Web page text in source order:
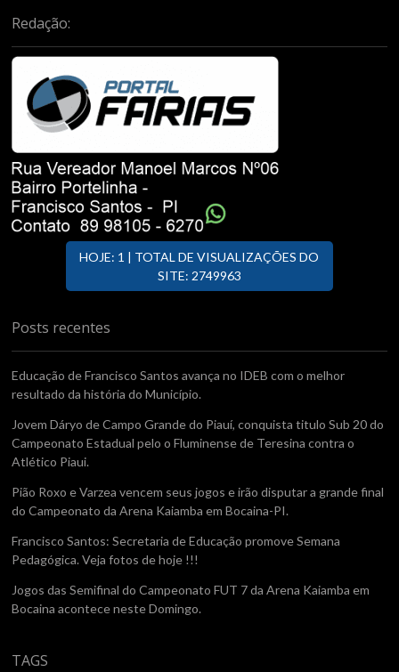
Redação:
HOJE: 1 | TOTAL DE VISUALIZAÇÕES DO
SITE: 2749963
Posts recentes
Educação de Francisco Santos avança no IDEB com o melhor
resultado da história do Município.
Jovem Dáryo de Campo Grande do Piauí, conquista titulo Sub 20 do
Campeonato Estadual pelo o Fluminense de Teresina contra o
Atlético Piaui.
Pião Roxo e Varzea vencem seus jogos e irão disputar a grande final
do Campeonato da Arena Kaiamba em Bocaina-PI.
Francisco Santos: Secretaria de Educação promove Semana
Pedagógica. Veja fotos de hoje !!!
Jogos das Semifinal do Campeonato FUT 7 da Arena Kaiamba em
Bocaina acontece neste Domingo.
TAGS